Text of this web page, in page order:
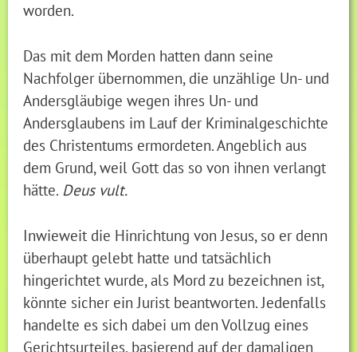
worden.
Das mit dem Morden hatten dann seine
Nachfolger übernommen, die unzählige Un- und
Andersgläubige wegen ihres Un- und
Andersglaubens im Lauf der Kriminalgeschichte
des Christentums ermordeten. Angeblich aus
dem Grund, weil Gott das so von ihnen verlangt
hätte. Deus vult.
Inwieweit die Hinrichtung von Jesus, so er denn
überhaupt gelebt hatte und tatsächlich
hingerichtet wurde, als Mord zu bezeichnen ist,
könnte sicher ein Jurist beantworten. Jedenfalls
handelte es sich dabei um den Vollzug eines
Gerichtsurteiles, basierend auf der damaligen